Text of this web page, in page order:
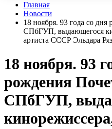
Главная
Новости
18 ноября. 93 года со
СПбГУП, выдающегося
артиста СССР Эльдара
18 ноября. 93
рождения
СПбГУП,